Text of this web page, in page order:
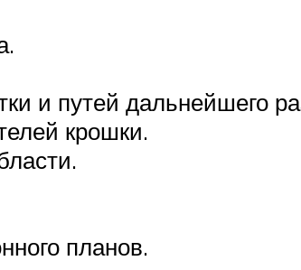
и путей дальнейшего
крошки.
планов.